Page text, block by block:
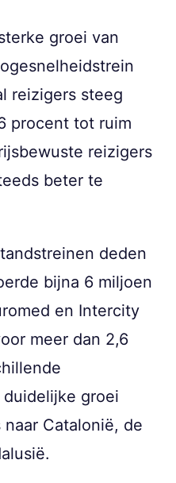
groei van
reizigers steeg
procent tot ruim
reizigers
beter te
deden
bijna 6 miljoen
en Intercity
meer dan 2,6
groei
Catalonië, de